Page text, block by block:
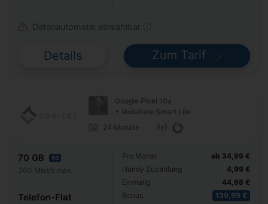
Datenautomatik abwählbar ⓘ
Details Zum Tarif
Google Pixel 10a
+ Vodafone Smart Lite
24 Monate
70 GB 5G
300 Mbit/s max.
Telefon-Flat
Pro Monat
Handy Zuzahlung
Einmalig
Bonus
ab 34,99 €
4,99 €
44,98 €
139,99 €